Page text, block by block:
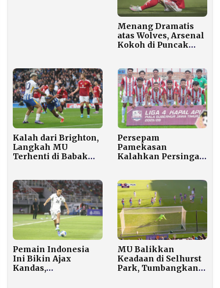
Menang Dramatis
atas Wolves, Arsenal
Kokoh di Puncak
Kalah dari Brighton,
Langkah MU
Terhenti di Babak
Persepam
Pamekasan
Kalahkan Persinga
Final Liga 4 Jatim
Pemain Indonesia
Ini Bikin Ajax
Kandas,
MU Balikkan
Keadaan di Selhurst
Park, Tumbangkan